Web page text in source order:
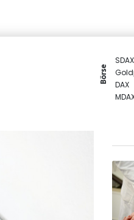
Börse
SDAX
DAX